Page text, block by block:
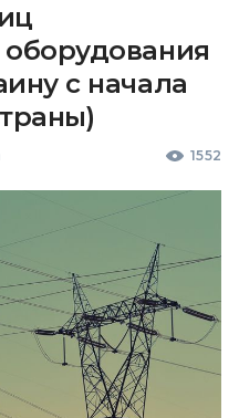
оборудования
с начала
1552